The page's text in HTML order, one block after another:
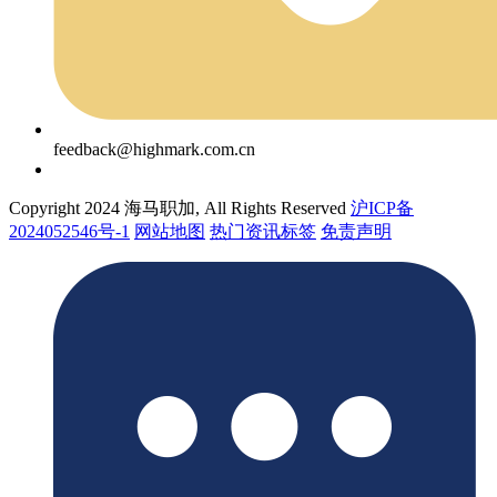
feedback@highmark.com.cn
Copyright 2024 海马职加, All Rights Reserved 沪ICP备
2024052546号-1 网站地图 热门资讯标签 免责声明